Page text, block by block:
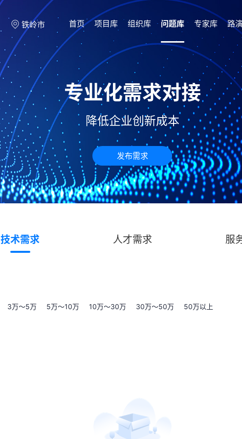
铁岭市 首页 项目库 组织库 问题库 专家库 路
专业化需求对接
降低企业创新成本
发布需求
技术需求 人才需求 服
3万～5万 5万～10万 10万～30万 30万～50万 50万以上